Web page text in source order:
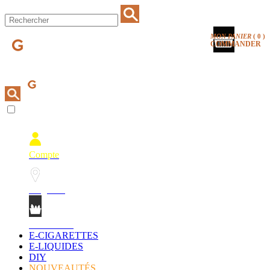
MON PANIER ( 0 )
COMMANDER
Compte
E-CIGARETTES
E-LIQUIDES
DIY
NOUVEAUTÉS